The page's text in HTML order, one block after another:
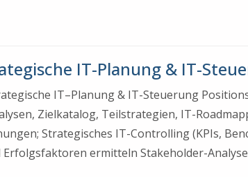
IT-Planung & IT-
IT–Planung & IT-Steuerung
Zielkatalog, Teilstrategien, IT-
Strategisches IT-Controlling (KPIs,
ermitteln Stakeholder-